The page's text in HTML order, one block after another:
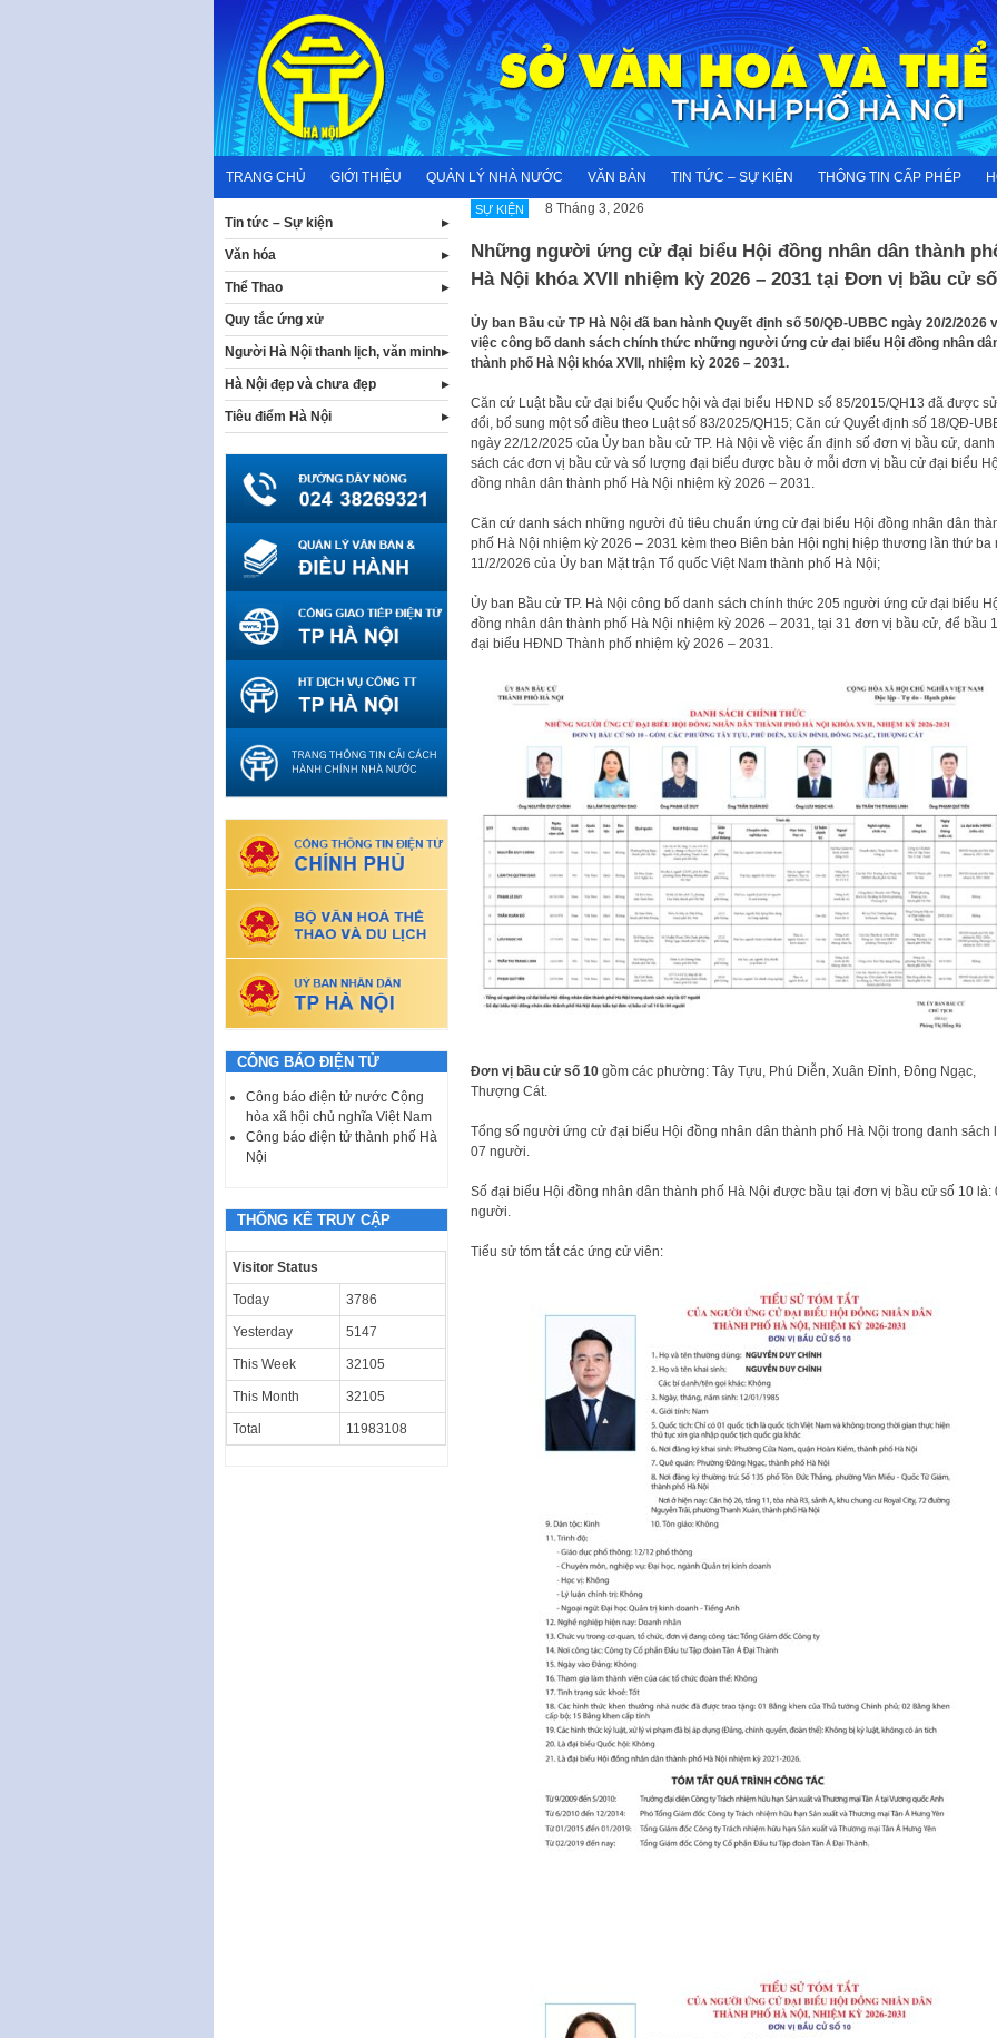
content
TRANG CHỦ GIỚI THIỆU QUẢN LÝ NHÀ NƯỚC VĂN BẢN TIN TỨC – SỰ KIỆN THÔNG TIN CẤP PHÉP
SỰ KIỆN 8 Tháng 3, 2026
Những người ứng cử đại biểu Hội đồng nhân dân thành
Hà Nội khóa XVII nhiệm kỳ 2026 – 2031 tại Đơn vị bầu cử
Ủy ban Bầu cử TP Hà Nội đã ban hành Quyết định số 50/QĐ-UBBC ngày 20/2/2026
việc công bố danh sách chính thức những người ứng cử đại biểu Hội đồng nhân
thành phố Hà Nội khóa XVII, nhiệm kỳ 2026 – 2031.
Căn cứ Luật bầu cử đại biểu Quốc hội và đại biểu HĐND số 85/2015/QH13 đã được
đổi, bổ sung một số điều theo Luật số 83/2025/QH15; Căn cứ Quyết định số 18/QĐ-
ngày 22/12/2025 của Ủy ban bầu cử TP. Hà Nội về việc ấn định số đơn vị bầu cử, danh
sách các đơn vị bầu cử và số lượng đại biểu được bầu ở mỗi đơn vị bầu cử đại biểu
đồng nhân dân thành phố Hà Nội nhiệm kỳ 2026 – 2031.
Căn cứ danh sách những người đủ tiêu chuẩn ứng cử đại biểu Hội đồng nhân dân
phố Hà Nội nhiệm kỳ 2026 – 2031 kèm theo Biên bản Hội nghị hiệp thương lần thứ ba
11/2/2026 của Ủy ban Mặt trận Tổ quốc Việt Nam thành phố Hà Nội;
Ủy ban Bầu cử TP. Hà Nội công bố danh sách chính thức 205 người ứng cử đại biểu
đồng nhân dân thành phố Hà Nội nhiệm kỳ 2026 – 2031, tại 31 đơn vị bầu cử, để bầu
đại biểu HĐND Thành phố nhiệm kỳ 2026 – 2031.
Đơn vị bầu cử số 10gồm các phường: Tây Tựu, Phú Diễn, Xuân Đỉnh, Đông Ngạc,
Thượng Cát.
Tổng số người ứng cử đại biểu Hội đồng nhân dân thành phố Hà Nội trong danh sách
07 người.
Số đại biểu Hội đồng nhân dân thành phố Hà Nội được bầu tại đơn vị bầu cử số 10 là:
người.
Tiểu sử tóm tắt các ứng cử viên:
Tin tức – Sự kiện
Văn hóa
Thể Thao
Quy tắc ứng xử
Người Hà Nội thanh lịch, văn minh
Hà Nội đẹp và chưa đẹp
Tiêu điểm Hà Nội
CÔNG BÁO ĐIỆN TỬ
Công báo điện tử nước Cộng
hòa xã hội chủ nghĩa Việt Nam
Công báo điện tử thành phố Hà
Nội
THỐNG KÊ TRUY CẬP
Visitor Status
Today 3786
Yesterday 5147
This Week 32105
This Month 32105
Total 11983108